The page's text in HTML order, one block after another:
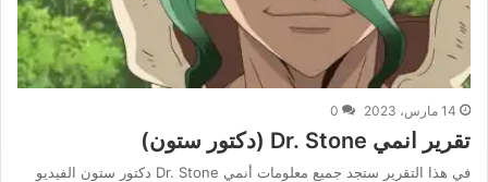
14 مارس، 2023 0
تقرير انمي Dr. Stone (دكتور ستون)
في هذا التقرير ستجد جميع معلومات أنمي Dr. Stone دكتور ستون الفيديو